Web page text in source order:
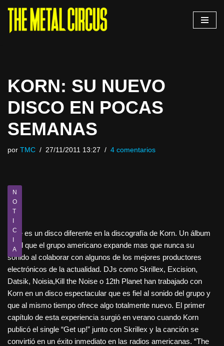
Saltar
KORN: SU NUEVO
DISCO EN POCAS
SEMANAS
por TMC 27/11/2011 13:27 4 comentarios
N
O
T
I
C
I
A
Este es un disco diferente en la discografía de Korn. Un álbum
en el que el grupo americano expande mas que nunca su
sonido al colaborar con algunos de los mejores productores
electrónicos de la actualidad. DJs como Skrillex, Excision,
Datsik, Noisia,Kill the Noise o 12th Planet han trabajado con
Korn en un disco espectacular que es fiel al sonido del grupo y
que al mismo tiempo ofrece algo totalmente nuevo. El primer
capítulo de esta experiencia surgió en verano cuando Korn
publicó el single “Get up!” junto con Skrillex y la canción se
convirtió en un éxito inmediato en las radios americanas. “The